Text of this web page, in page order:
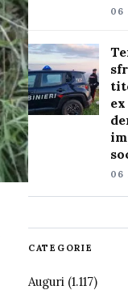
06
06
CATEGORIE
Auguri(1.117)